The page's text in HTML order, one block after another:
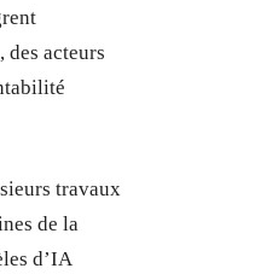
acteurs
travaux
de la
d’IA